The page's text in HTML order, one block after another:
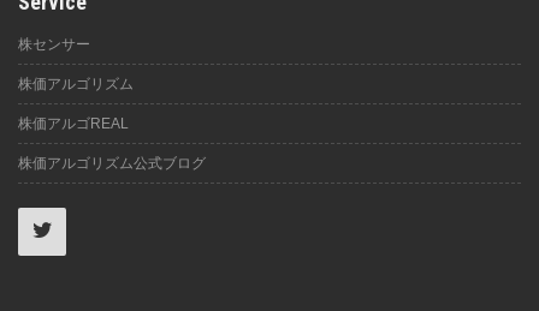
株センサー
株価アルゴリズム
株価アルゴREAL
株価アルゴリズム公式ブログ